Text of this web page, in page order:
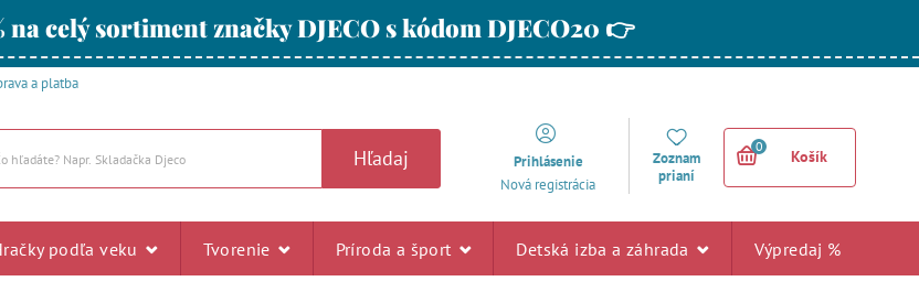
na celý sortiment značky DJECO s kódom DJECO20 👉
a platba
Hľadaj
Prihlásenie
Nová registrácia
Zoznam
prianí
0
Košík
podľa veku Tvorenie Príroda a šport Detská izba a záhrada Výpredaj %